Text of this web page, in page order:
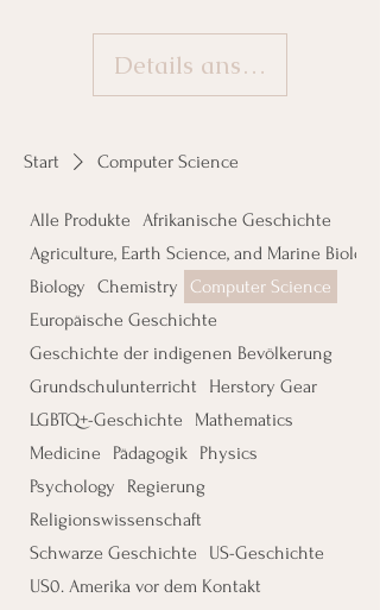
Details ansehen
Start Computer Science
Alle Produkte
Afrikanische Geschichte
Agriculture, Earth Science, and Marine Biology
Biology
Chemistry
Computer Science
Europäische Geschichte
Geschichte der indigenen Bevölkerung
Grundschulunterricht
Herstory Gear
LGBTQ+-Geschichte
Mathematics
Medicine
Pädagogik
Physics
Psychology
Regierung
Religionswissenschaft
Schwarze Geschichte
US-Geschichte
US0. Amerika vor dem Kontakt